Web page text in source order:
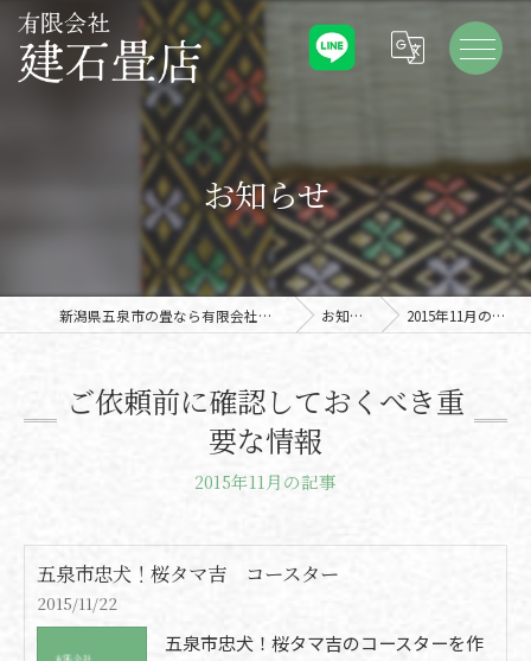
お知らせ
新潟県五泉市の畳なら有限会社建石畳店 お知らせ 2015年11月の記事
ご依頼前に確認しておくべき重
要な情報
2015年11月の記事
五泉市忠犬！桜タマ吉 コースター
2015/11/22
五泉市忠犬！桜タマ吉のコースターを作